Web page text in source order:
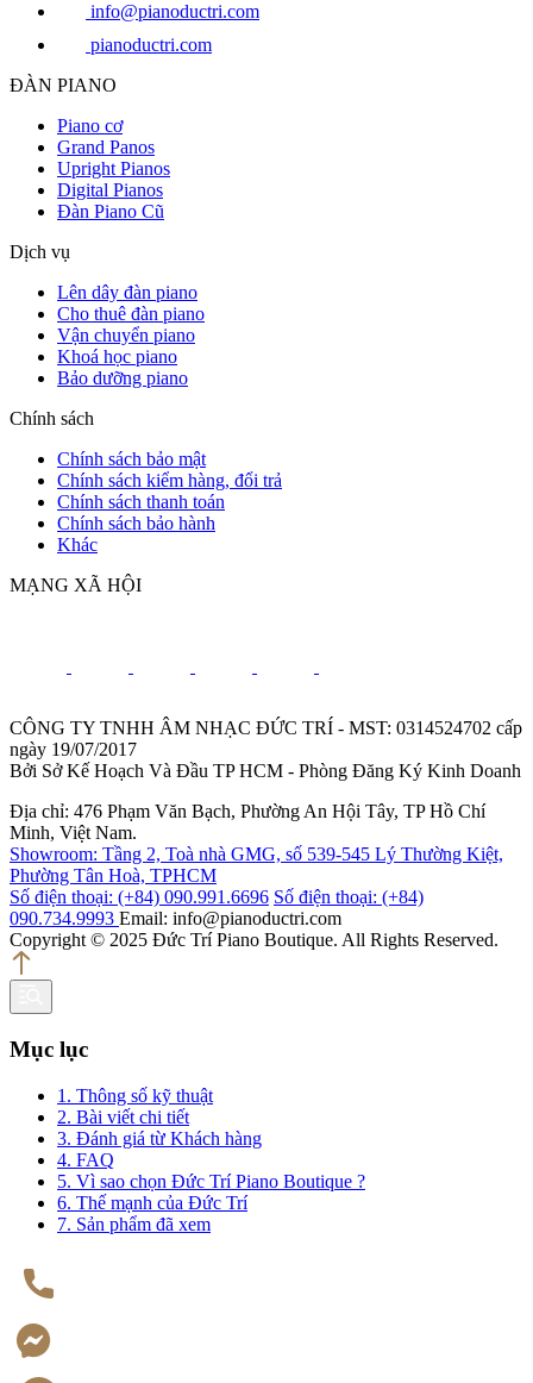
info@pianoductri.com
pianoductri.com
ĐÀN PIANO
Piano cơ
Grand Panos
Upright Pianos
Digital Pianos
Đàn Piano Cũ
Dịch vụ
Lên dây đàn piano
Cho thuê đàn piano
Vận chuyển piano
Khoá học piano
Bảo dưỡng piano
Chính sách
Chính sách bảo mật
Chính sách kiểm hàng, đổi trả
Chính sách thanh toán
Chính sách bảo hành
Khác
MẠNG XÃ HỘI
CÔNG TY TNHH ÂM NHẠC ĐỨC TRÍ - MST: 0314524702 cấp
ngày 19/07/2017
Bởi Sở Kế Hoạch Và Đầu TP HCM - Phòng Đăng Ký Kinh Doanh
Địa chỉ: 476 Phạm Văn Bạch, Phường An Hội Tây, TP Hồ Chí
Minh, Việt Nam.
Showroom: Tầng 2, Toà nhà GMG, số 539-545 Lý Thường Kiệt,
Phường Tân Hoà, TPHCM
Số điện thoại: (+84) 090.991.6696 Số điện thoại: (+84)
090.734.9993 Email: info@pianoductri.com
Copyright © 2025 Đức Trí Piano Boutique. All Rights Reserved.
Mục lục
1. Thông số kỹ thuật
2. Bài viết chi tiết
3. Đánh giá từ Khách hàng
4. FAQ
5. Vì sao chọn Đức Trí Piano Boutique ?
6. Thế mạnh của Đức Trí
7. Sản phẩm đã xem